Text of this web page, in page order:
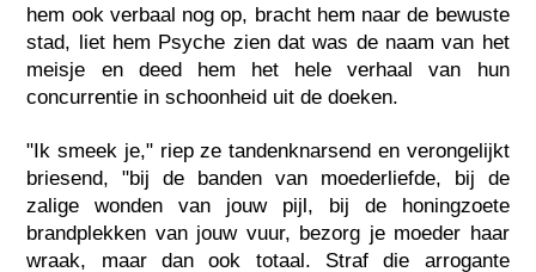
hem ook verbaal nog op, bracht hem naar de bewuste
stad, liet hem Psyche zien dat was de naam van het
meisje en deed hem het hele verhaal van hun
concurrentie in schoonheid uit de doeken.
"Ik smeek je," riep ze tandenknarsend en verongelijkt
briesend, "bij de banden van moederliefde, bij de
zalige wonden van jouw pijl, bij de honingzoete
brandplekken van jouw vuur, bezorg je moeder haar
wraak, maar dan ook totaal. Straf die arrogante